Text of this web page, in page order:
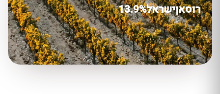
רוסאןישראל13.9%